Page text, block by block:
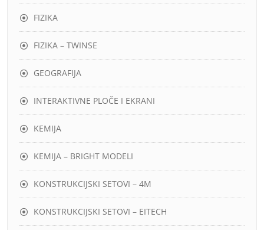
FIZIKA
FIZIKA – TWINSE
GEOGRAFIJA
INTERAKTIVNE PLOČE I EKRANI
KEMIJA
KEMIJA – BRIGHT MODELI
KONSTRUKCIJSKI SETOVI – 4M
KONSTRUKCIJSKI SETOVI – EITECH